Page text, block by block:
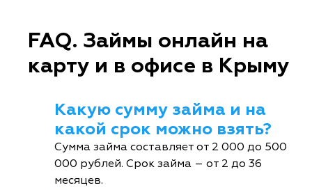
FAQ. Займы онлайн на
карту и в офисе в Крыму
Какую сумму займа и на
какой срок можно взять?
Сумма займа составляет от 2 000 до 500
000 рублей. Срок займа – от 2 до 36
месяцев.